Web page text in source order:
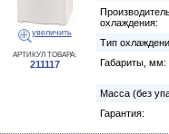
увеличить
АРТИКУЛ ТОВАРА:
211117
охлаждения:
Тип
Габариты, мм:
Масса (без
Гарантия: